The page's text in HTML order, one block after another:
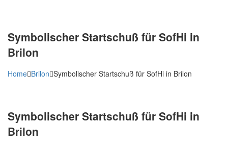
Symbolischer Startschuß für SofHi in
Brilon
Home Brilon Symbolischer Startschuß für SofHi in Brilon
Symbolischer Startschuß für SofHi in
Brilon